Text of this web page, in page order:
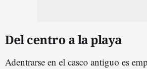
Del centro a la playa
Adentrarse en el casco antiguo es